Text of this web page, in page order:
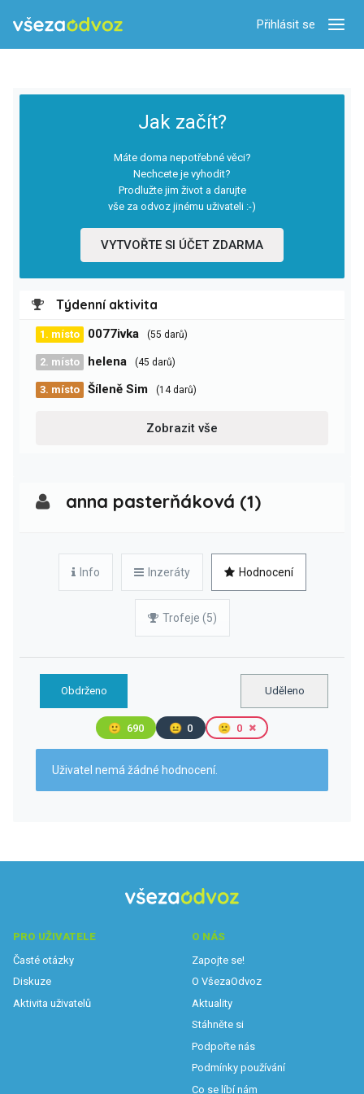
Přihlásit se
Jak začít?
Máte doma nepotřebné věci?
Nechcete je vyhodit?
Prodlužte jim život a darujte
vše za odvoz jinému uživateli :-)
VYTVOŘTE SI ÚČET ZDARMA
Týdenní aktivita
1. místo 0077ivka (55 darů)
2. místo helena (45 darů)
3. místo Šíleně Sim (14 darů)
Zobrazit vše
anna pasterňáková (1)
Info Inzeráty Hodnocení
Trofeje (5)
Obdrženo Uděleno
🙂 690 😐 0 🙁 0
Uživatel nemá žádné hodnocení.
PRO UŽIVATELE
Časté otázky
Diskuze
Aktivita uživatelů
O NÁS
Zapojte se!
O VšezaOdvoz
Aktuality
Stáhněte si
Podpořte nás
Podmínky používání
Co se líbí nám